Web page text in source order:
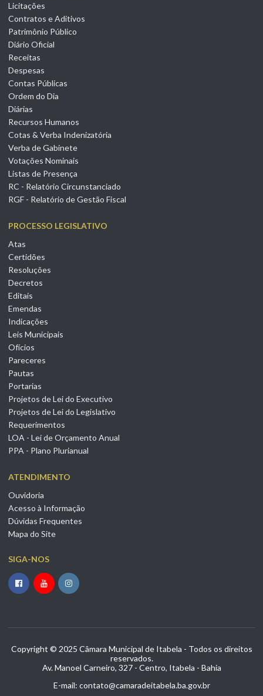
Licitações
Contratos e Aditivos
Patrimônio Público
Diário Oficial
Receitas
Despesas
Contas Públicas
Ordem do Dia
Diárias
Recursos Humanos
Cotas & Verba Indenizatória
Verba de Gabinete
Votações Nominais
Listas de Presença
RC - Relatório Circunstanciado
RGF - Relatório de Gestão Fiscal
PROCESSO LEGISLATIVO
Atas
Certidões
Resoluções
Decretos
Editais
Emendas
Indicações
Leis Municipais
Ofícios
Pareceres
Pautas
Portarias
Projetos de Lei do Executivo
Projetos de Lei do Legislativo
Requerimentos
LOA - Lei de Orçamento Anual
PPA - Plano Plurianual
ATENDIMENTO
Ouvidoria
Acesso à Informação
Dúvidas Frequentes
Mapa do Site
SIGA-NOS
Copyright © 2025 Câmara Municipal de Itabela - Todos os direitos
reservados.
Av. Manoel Carneiro, 327 - Centro, Itabela - Bahia
E-mail: contato@camaradeitabela.ba.gov.br